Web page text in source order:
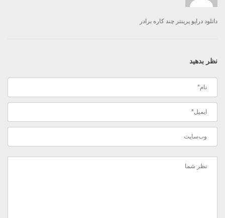
دانلود درایو پرینتر چند کاره برادر
نظر بدهید